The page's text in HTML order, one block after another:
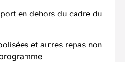
en dehors du cadre du
et autres repas non